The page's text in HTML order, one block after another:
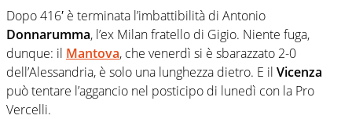
Dopo 416′ è terminata l’imbattibilità di Antonio
Donnarumma, l’ex Milan fratello di Gigio. Niente fuga,
dunque: il Mantova, che venerdì si è sbarazzato 2-0
dell’Alessandria, è solo una lunghezza dietro. E il Vicenza
può tentare l’aggancio nel posticipo di lunedì con la Pro
Vercelli.